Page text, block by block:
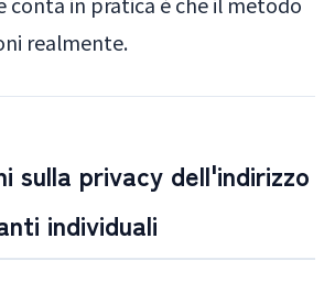
realmente.
sulla privacy dell'indirizzo
individuali